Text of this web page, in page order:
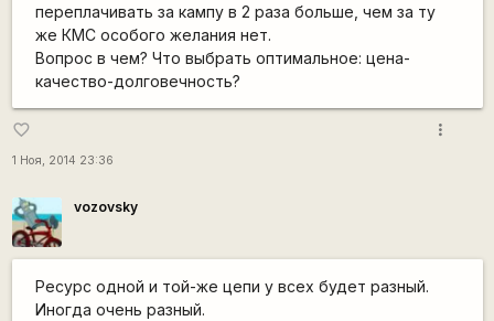
переплачивать за кампу в 2 раза больше, чем за ту
же КМС особого желания нет.
Вопрос в чем? Что выбрать оптимальное: цена-
качество-долговечность?
favorite_border
1 Ноя, 2014 23:36
more_vert
vozovsky
Ресурс одной и той-же цепи у всех будет разный.
Иногда очень разный.